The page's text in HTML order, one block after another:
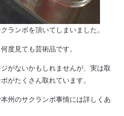
ランボを頂いてしまいました。
度見ても芸術品です。
がないかもしれませんが、実は取
がたくさん取れています。
州のサクランボ事情には詳しくあ